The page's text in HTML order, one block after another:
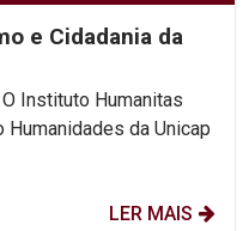
e Cidadania da
Humanidades da Unicap
LER MAIS